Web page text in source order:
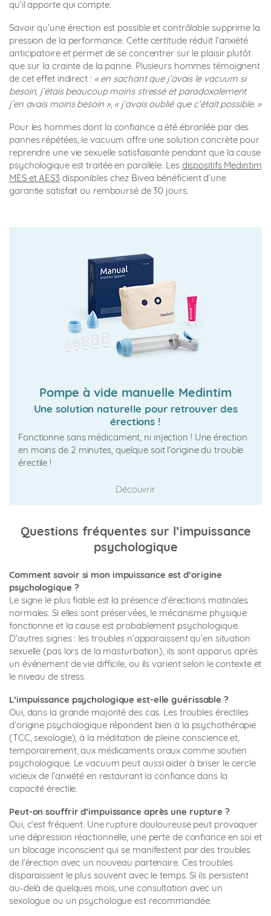
qu’il apporte qui compte.
Savoir qu’une érection est possible et contrôlable supprime la
pression de la performance. Cette certitude réduit l’anxiété
anticipatoire et permet de se concentrer sur le plaisir plutôt
que sur la crainte de la panne. Plusieurs hommes témoignent
de cet effet indirect : « en sachant que j’avais le vacuum si
besoin, j’étais beaucoup moins stressé et paradoxalement
j’en avais moins besoin », « j’avais oublié que c’était possible. »
Pour les hommes dont la confiance a été ébranlée par des
pannes répétées, le vacuum offre une solution concrète pour
reprendre une vie sexuelle satisfaisante pendant que la cause
psychologique est traitée en parallèle. Les dispositifs Medintim
MES et AES3 disponibles chez Bivea bénéficient d’une
garantie satisfait ou remboursé de 30 jours.
Pompe à vide manuelle Medintim
Une solution naturelle pour retrouver des
érections !
Fonctionne sans médicament, ni injection ! Une érection
en moins de 2 minutes, quelque soit l’origine du trouble
érectile !
Découvrir
Questions fréquentes sur l’impuissance
psychologique
Comment savoir si mon impuissance est d’origine
psychologique ?
Le signe le plus fiable est la présence d’érections matinales
normales. Si elles sont préservées, le mécanisme physique
fonctionne et la cause est probablement psychologique.
D’autres signes : les troubles n’apparaissent qu’en situation
sexuelle (pas lors de la masturbation), ils sont apparus après
un événement de vie difficile, ou ils varient selon le contexte et
le niveau de stress.
L’impuissance psychologique est-elle guérissable ?
Oui, dans la grande majorité des cas. Les troubles érectiles
d’origine psychologique répondent bien à la psychothérapie
(TCC, sexologie), à la méditation de pleine conscience et,
temporairement, aux médicaments oraux comme soutien
psychologique. Le vacuum peut aussi aider à briser le cercle
vicieux de l’anxiété en restaurant la confiance dans la
capacité érectile.
Peut-on souffrir d’impuissance après une rupture ?
Oui, c’est fréquent. Une rupture douloureuse peut provoquer
une dépression réactionnelle, une perte de confiance en soi et
un blocage inconscient qui se manifestent par des troubles
de l’érection avec un nouveau partenaire. Ces troubles
disparaissent le plus souvent avec le temps. Si ils persistent
au-delà de quelques mois, une consultation avec un
sexologue ou un psychologue est recommandée.